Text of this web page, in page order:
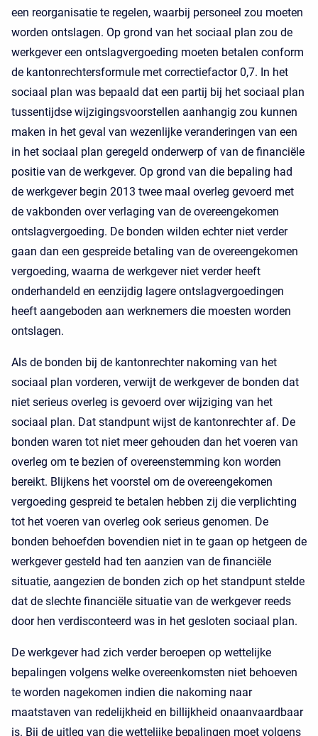
een reorganisatie te regelen, waarbij personeel zou moeten
worden ontslagen. Op grond van het sociaal plan zou de
werkgever een ontslagvergoeding moeten betalen conform
de kantonrechtersformule met correctiefactor 0,7. In het
sociaal plan was bepaald dat een partij bij het sociaal plan
tussentijdse wijzigingsvoorstellen aanhangig zou kunnen
maken in het geval van wezenlijke veranderingen van een
in het sociaal plan geregeld onderwerp of van de financiële
positie van de werkgever. Op grond van die bepaling had
de werkgever begin 2013 twee maal overleg gevoerd met
de vakbonden over verlaging van de overeengekomen
ontslagvergoeding. De bonden wilden echter niet verder
gaan dan een gespreide betaling van de overeengekomen
vergoeding, waarna de werkgever niet verder heeft
onderhandeld en eenzijdig lagere ontslagvergoedingen
heeft aangeboden aan werknemers die moesten worden
ontslagen.
Als de bonden bij de kantonrechter nakoming van het
sociaal plan vorderen, verwijt de werkgever de bonden dat
niet serieus overleg is gevoerd over wijziging van het
sociaal plan. Dat standpunt wijst de kantonrechter af. De
bonden waren tot niet meer gehouden dan het voeren van
overleg om te bezien of overeenstemming kon worden
bereikt. Blijkens het voorstel om de overeengekomen
vergoeding gespreid te betalen hebben zij die verplichting
tot het voeren van overleg ook serieus genomen. De
bonden behoefden bovendien niet in te gaan op hetgeen de
werkgever gesteld had ten aanzien van de financiële
situatie, aangezien de bonden zich op het standpunt stelde
dat de slechte financiële situatie van de werkgever reeds
door hen verdisconteerd was in het gesloten sociaal plan.
De werkgever had zich verder beroepen op wettelijke
bepalingen volgens welke overeenkomsten niet behoeven
te worden nagekomen indien die nakoming naar
maatstaven van redelijkheid en billijkheid onaanvaardbaar
is. Bij de uitleg van die wettelijke bepalingen moet volgens